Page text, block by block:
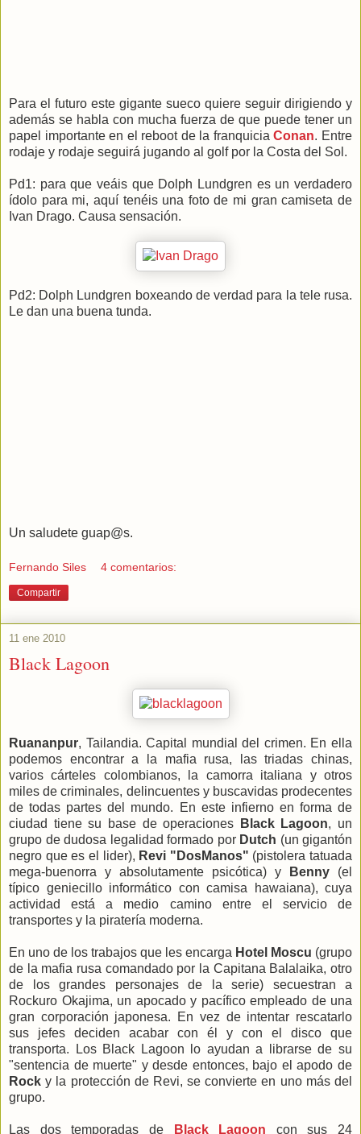
Para el futuro este gigante sueco quiere seguir dirigiendo y
además se habla con mucha fuerza de que puede tener un
papel importante en el reboot de la franquiciaConan. Entre
rodaje y rodaje seguirá jugando al golf por la Costa del Sol.
Pd1: para que veáis que Dolph Lundgren es un verdadero
ídolo para mi, aquí tenéis una foto de mi gran camiseta de
Ivan Drago. Causa sensación.
Pd2: Dolph Lundgren boxeando de verdad para la tele rusa.
Le dan una buena tunda.
Un saludete guap@s.
Fernando Siles 4 comentarios:
Compartir
11 ene 2010
Black Lagoon
Ruananpur, Tailandia. Capital mundial del crimen. En ella
podemos encontrar a la mafia rusa, las triadas chinas,
varios cárteles colombianos, la camorra italiana y otros
miles de criminales, delincuentes y buscavidas prodecentes
de todas partes del mundo. En este infierno en forma de
ciudad tiene su base de operaciones
Black Lagoon, un
grupo de dudosa legalidad formado por Dutch (un gigantón
negro que es el lider), Revi "DosManos" (pistolera tatuada
mega-buenorra y absolutamente psicótica) y
Benny (el
típico geniecillo informático con camisa hawaiana), cuya
actividad está a medio camino entre el servicio de
transportes y la piratería moderna.
En uno de los trabajos que les encarga Hotel Moscu (grupo
de la mafia rusa comandado por la Capitana Balalaika, otro
de los grandes personajes de la serie) secuestran a
Rockuro Okajima, un apocado y pacífico empleado de una
gran corporación japonesa. En vez de intentar rescatarlo
sus jefes deciden acabar con él y con el disco que
transporta. Los Black Lagoon lo ayudan a librarse de su
"sentencia de muerte" y desde entonces, bajo el apodo de
Rock y la protección de Revi, se convierte en uno más del
grupo.
Las dos temporadas de Black Lagoon con sus 24